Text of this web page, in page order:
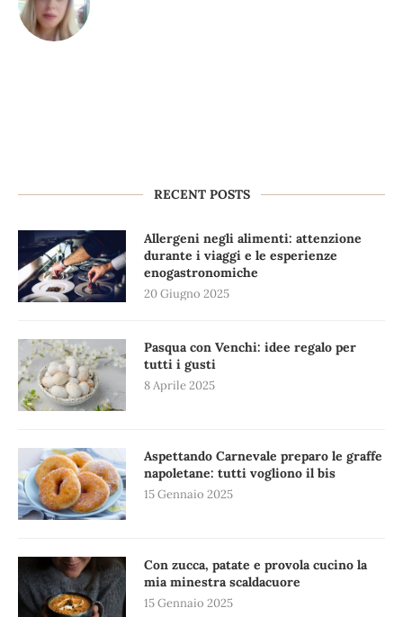
RECENT POSTS
Allergeni negli alimenti: attenzione
durante i viaggi e le esperienze
enogastronomiche
20 Giugno 2025
Pasqua con Venchi: idee regalo per
tutti i gusti
8 Aprile 2025
Aspettando Carnevale preparo le graffe
napoletane: tutti vogliono il bis
15 Gennaio 2025
Con zucca, patate e provola cucino la
mia minestra scaldacuore
15 Gennaio 2025